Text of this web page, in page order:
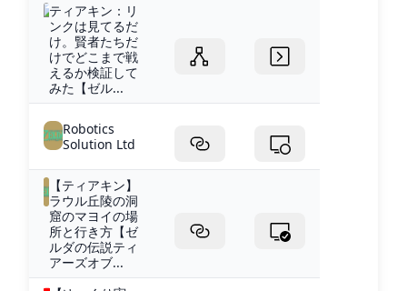
ティアキン：リ
ンクは見てるだ
け。賢者たちだ
けでどこまで戦
えるか検証して
みた【ゼル...
Robotics
Solution Ltd
【ティアキン】
ラウル丘陵の洞
窟のマヨイの場
所と行き方【ゼ
ルダの伝説ティ
アーズオブ...